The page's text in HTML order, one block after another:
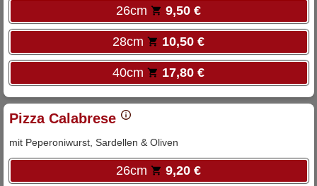
26cm 9,50 €
28cm 10,50 €
40cm 17,80 €
Pizza Calabrese
mit Peperoniwurst, Sardellen & Oliven
26cm 9,20 €